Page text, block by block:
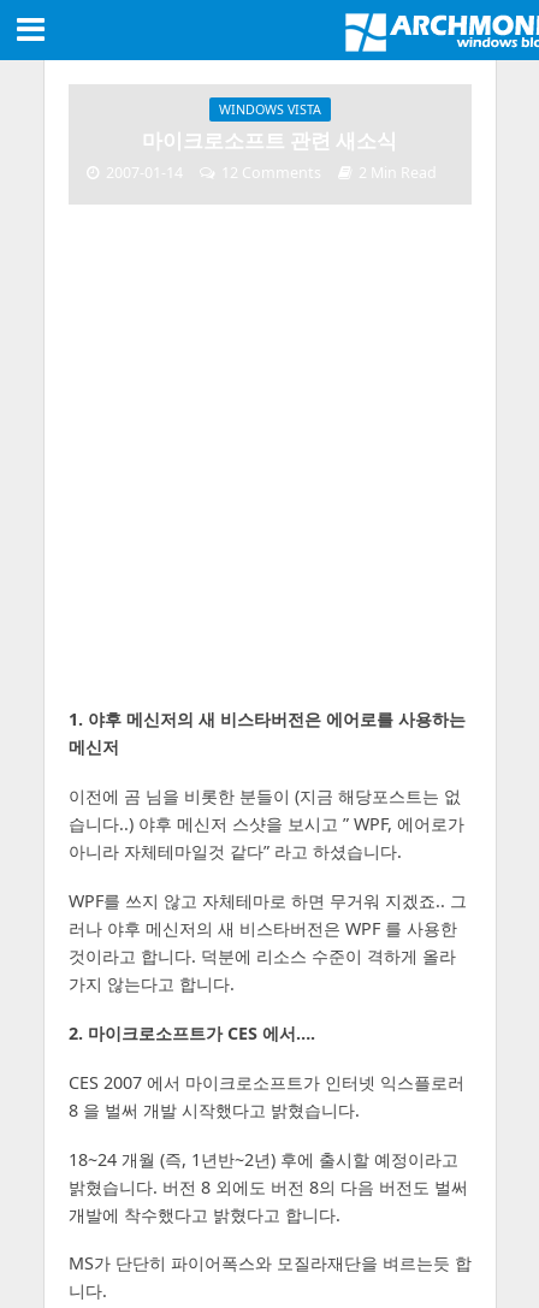
WINDOWS VISTA
마이크로소프트 관련 새소식
2007-01-14 12 Comments 2 Min Read
1. 야후 메신저의 새 비스타버전은 에어로를 사용하는
메신저
이전에 곰 님을 비롯한 분들이 (지금 해당포스트는 없
습니다..) 야후 메신저 스샷을 보시고 ” WPF, 에어로가
아니라 자체테마일것 같다” 라고 하셨습니다.
WPF를 쓰지 않고 자체테마로 하면 무거워 지겠죠.. 그
러나 야후 메신저의 새 비스타버전은 WPF 를 사용한
것이라고 합니다. 덕분에 리소스 수준이 격하게 올라
가지 않는다고 합니다.
2. 마이크로소프트가 CES 에서….
CES 2007 에서 마이크로소프트가 인터넷 익스플로러
8 을 벌써 개발 시작했다고 밝혔습니다.
18~24 개월 (즉, 1년반~2년) 후에 출시할 예정이라고
밝혔습니다. 버전 8 외에도 버전 8의 다음 버전도 벌써
개발에 착수했다고 밝혔다고 합니다.
MS가 단단히 파이어폭스와 모질라재단을 벼르는듯 합
니다.